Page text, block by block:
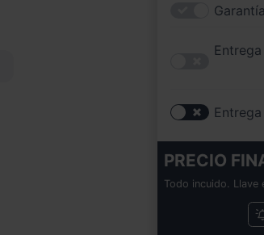
PRECIO
Todo incuido. Llave